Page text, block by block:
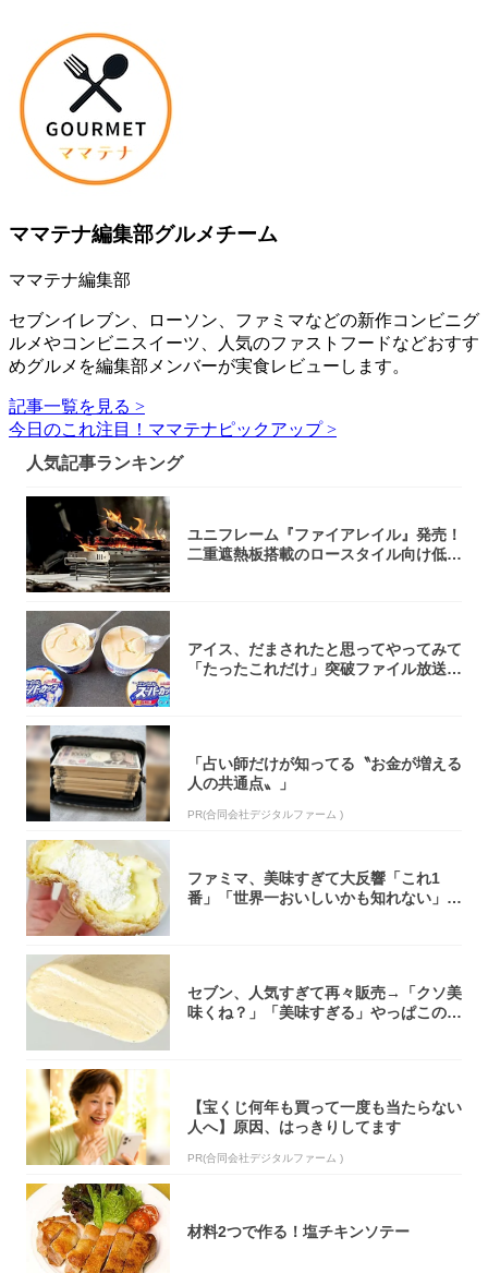
ママテナ編集部グルメチーム
ママテナ編集部
セブンイレブン、ローソン、ファミマなどの新作コンビニグ
ルメやコンビニスイーツ、人気のファストフードなどおすす
めグルメを編集部メンバーが実食レビューします。
記事一覧を見る >
今日のこれ注目！ママテナピックアップ >
人気記事ランキング
ユニフレーム『ファイアレイル』発売！
二重遮熱板搭載のロースタイル向け低型
アイス、だまされたと思ってやってみて
「たったこれだけ」突破ファイル放送で
「占い師だけが知ってる〝お金が増える
人の共通点〟」
PR(合同会社デジタルファーム )
ファミマ、美味すぎて大反響「これ1
番」「世界一おいしいかも知れない」
セブン、人気すぎて再々販売→「クソ美
味くね？」「美味すぎる」やっぱこのク
【宝くじ何年も買って一度も当たらない
人へ】原因、はっきりしてます
PR(合同会社デジタルファーム )
材料2つで作る！塩チキンソテー